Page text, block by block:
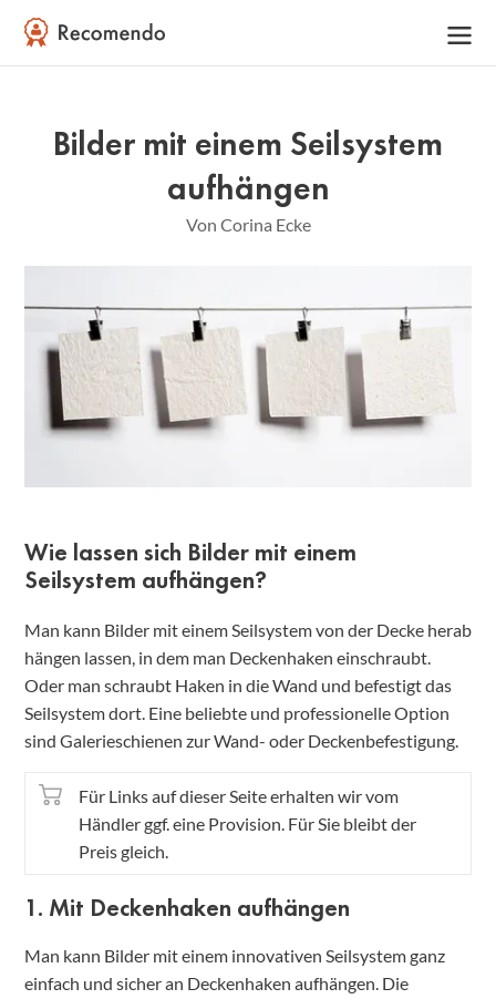
Bilder mit einem Seilsystem
aufhängen
Von Corina Ecke
Wie lassen sich Bilder mit einem
Seilsystem aufhängen?
Man kann Bilder mit einem Seilsystem von der Decke herab
hängen lassen, in dem man Deckenhaken einschraubt.
Oder man schraubt Haken in die Wand und befestigt das
Seilsystem dort. Eine beliebte und professionelle Option
sind Galerieschienen zur Wand- oder Deckenbefestigung.
Für Links auf dieser Seite erhalten wir vom
Händler ggf. eine Provision. Für Sie bleibt der
Preis gleich.
1. Mit Deckenhaken aufhängen
Man kann Bilder mit einem innovativen Seilsystem ganz
einfach und sicher an Deckenhaken aufhängen. Die